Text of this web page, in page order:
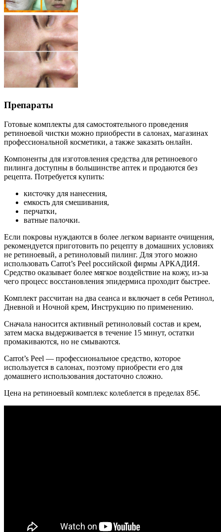
Препараты
Готовые комплекты для самостоятельного проведения
ретиноевой чистки можно приобрести в салонах, магазинах
профессиональной косметики, а также заказать онлайн.
Компоненты для изготовления средства для ретиноевого
пилинга доступны в большинстве аптек и продаются без
рецепта. Потребуется купить:
кисточку для нанесения,
емкость для смешивания,
перчатки,
ватные палочки.
Если покровы нуждаются в более легком варианте очищения,
рекомендуется приготовить по рецепту в домашних условиях
не ретиноевый, а ретиноловый пилинг. Для этого можно
использовать Carrot’s Peel российской фирмы АРКАДИЯ.
Средство оказывает более мягкое воздействие на кожу, из-за
чего процесс восстановления эпидермиса проходит быстрее.
Комплект рассчитан на два сеанса и включает в себя Pетинол,
Дневной и Ночной крем, Инструкцию по применению.
Сначала наносится активный ретиноловый состав и крем,
затем маска выдерживается в течение 15 минут, остатки
промакиваются, но не смываются.
Carrot’s Peel — профессиональное средство, которое
используется в салонах, поэтому приобрести его для
домашнего использования достаточно сложно.
Цена на ретиноевый комплекс колеблется в пределах 85€.